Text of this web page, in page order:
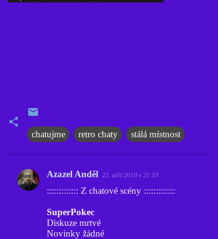
chatujme retro chaty stálá místnost
K
Azazel Anděl 22. září 2019 v 21:53
::::::::::::: Z chatové scény :::::::::::::
SuperPokec
Diskuze mrtvé
Novinky žádné